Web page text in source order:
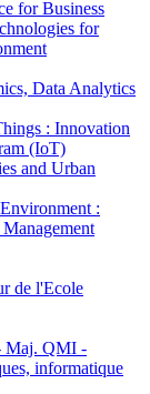
for Business
for
Data Analytics
: Innovation
(IoT)
and Urban
:
de l'Ecole
Maj. QMI -
informatique